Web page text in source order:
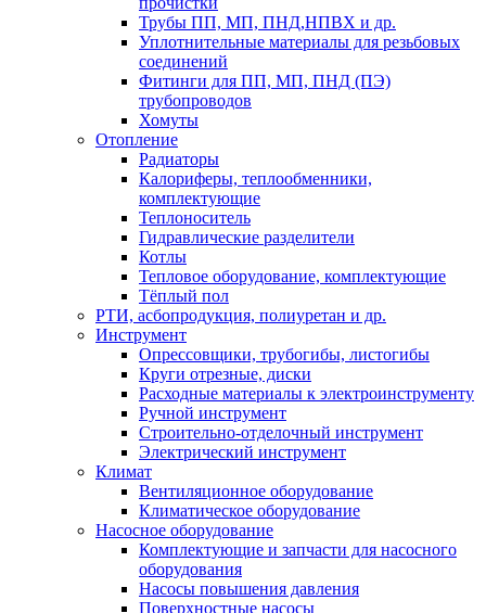
Трубы ПП, МП, ПНД,НПВХ и др.
Уплотнительные материалы для резьбовых
соединений
Фитинги для ПП, МП, ПНД (ПЭ)
трубопроводов
Хомуты
Отопление
Радиаторы
Калориферы, теплообменники,
комплектующие
Теплоноситель
Гидравлические разделители
Котлы
Тепловое оборудование, комплектующие
Тёплый пол
РТИ, асбопродукция, полиуретан и др.
Инструмент
Опрессовщики, трубогибы, листогибы
Круги отрезные, диски
Расходные материалы к электроинструменту
Ручной инструмент
Строительно-отделочный инструмент
Электрический инструмент
Климат
Вентиляционное оборудование
Климатическое оборудование
Насосное оборудование
Комплектующие и запчасти для насосного
оборудования
Насосы повышения давления
Поверхностные насосы